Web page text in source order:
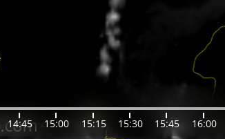
14:45 15:00 15:15 15:30 15:45 16:00